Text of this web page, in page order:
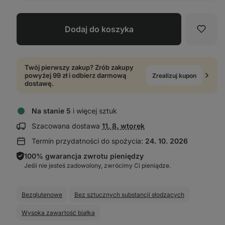
Dodaj do koszyka
Twój pierwszy zakup? Zrób zakupy
powyżej 99 zł i odbierz darmową
dostawę.
Zrealizuj kupon
Na stanie 5 i więcej sztuk
Szacowana dostawa Wyświetl
o dostawie:
11. 8. wtorek
Termin przydatności do spożycia: 24. 10. 2026
100% gwarancja zwrotu pieniędzy
Jeśli nie jesteś zadowolony, zwrócimy Ci pieniądze.
Bezglutenowe Bez sztucznych substancji słodzących
Wysoka zawartość białka